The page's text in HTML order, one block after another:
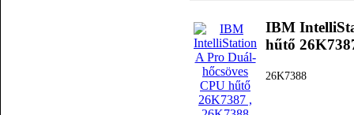
IBM
hűtő
26K7388